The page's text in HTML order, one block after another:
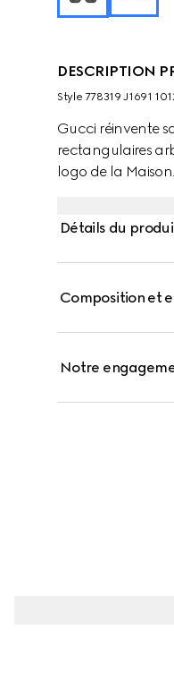
DESCRIPTION
Style ‎778319 J1691
Gucci réinvente
rectangulaires
logo de la Maison.
Détails du
Composition et
Notre